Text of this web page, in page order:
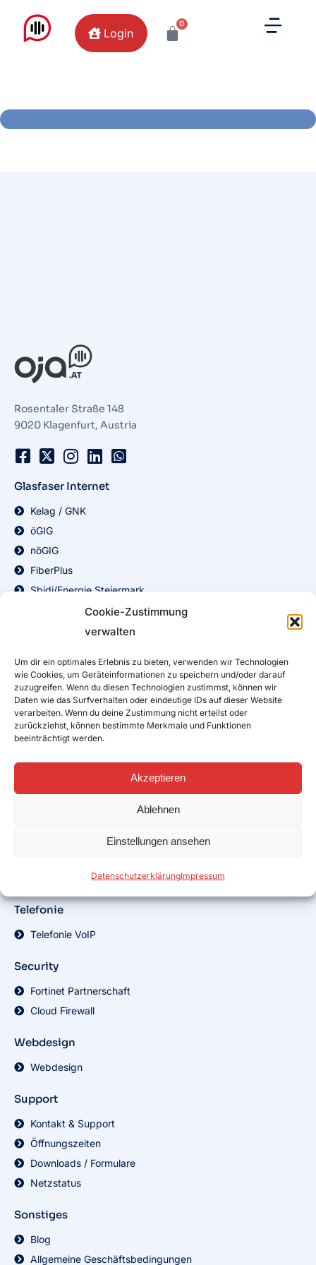
Cookie-Zustimmung
verwalten
Um dir ein optimales Erlebnis zu bieten, verwenden wir Technologien
wie Cookies, um Geräteinformationen zu speichern und/oder darauf
zuzugreifen. Wenn du diesen Technologien zustimmst, können wir
Daten wie das Surfverhalten oder eindeutige IDs auf dieser Website
verarbeiten. Wenn du deine Zustimmung nicht erteilst oder
zurückziehst, können bestimmte Merkmale und Funktionen
beeinträchtigt werden.
Akzeptieren
Ablehnen
Einstellungen ansehen
DatenschutzerklärungImpressum
Login
0
Rosentaler Straße 148
9020 Klagenfurt, Austria
Glasfaser Internet
Kelag / GNK
öGIG
nöGIG
FiberPlus
Sbidi/Energie Steiermark
FiberEins / FTTH
Burgenland Energie
Poggersdorf
DSL Internet
DSL Aktionstarife
Telefonie
Telefonie VoIP
Security
Fortinet Partnerschaft
Cloud Firewall
Webdesign
Webdesign
Support
Kontakt & Support
Öffnungszeiten
Downloads / Formulare
Netzstatus
Sonstiges
Blog
Allgemeine Geschäftsbedingungen